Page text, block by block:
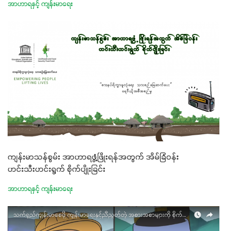
အာဟာရနှင့် ကျန်းမာရေး
ကျန်းမာသန်စွမ်း အာဟာရဖွံ့ဖြိုးရန်အတွက် အိမ်ခြံဝန်း
ဟင်းသီးဟင်းရွက် စိုက်ပျိုးခြင်း
အာဟာရနှင့် ကျန်းမာရေး